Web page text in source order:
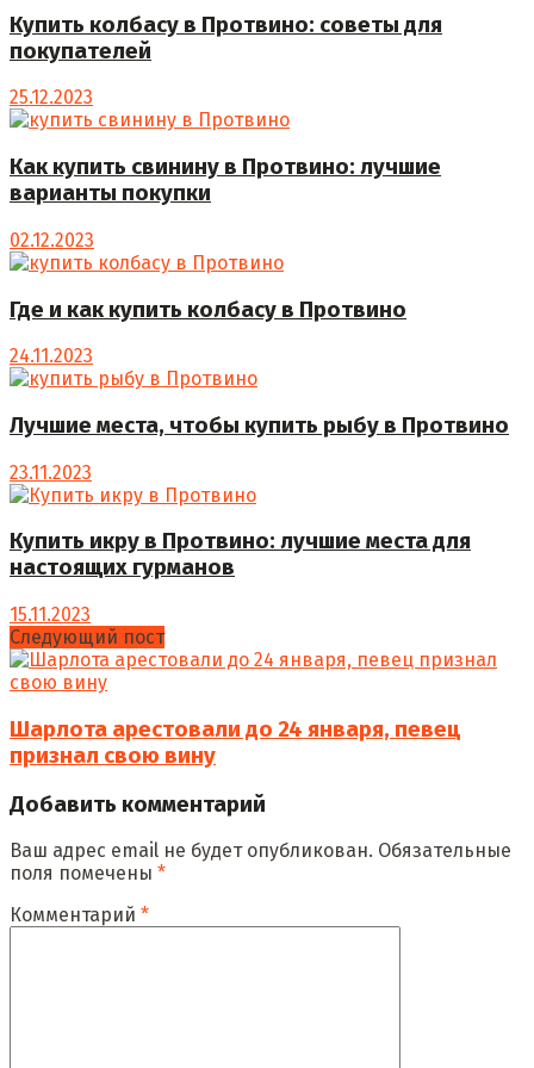
Купить колбасу в Протвино: советы для
покупателей
25.12.2023
Как купить свинину в Протвино: лучшие
варианты покупки
02.12.2023
Где и как купить колбасу в Протвино
24.11.2023
Лучшие места, чтобы купить рыбу в Протвино
23.11.2023
Купить икру в Протвино: лучшие места для
настоящих гурманов
15.11.2023
Следующий пост
Шарлота арестовали до 24 января, певец
признал свою вину
Добавить комментарий
Ваш адрес email не будет опубликован. Обязательные
поля помечены *
Комментарий *